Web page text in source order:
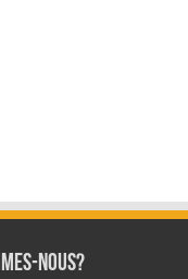
nous?